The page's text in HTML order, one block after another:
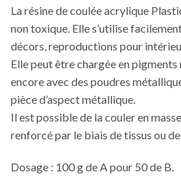
La résine de coulée acrylique
non toxique. Elle s’utilise
décors, reproductions pour
Elle peut être chargée en
encore avec des poudres
pièce d’aspect métallique.
Il est possible de la couler en
renforcé par le biais de tissus ou
Dosage : 100 g de A pour 50 de B.